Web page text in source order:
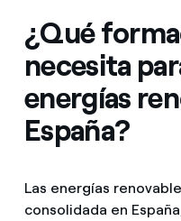
Blog de Endesa
Music Lover
La era de la
Una respuesta
El legado que seremos
Encuentra la tarifa
Compara nuestras
¿Cómo ver mis
Servicios
Movilidad
PARA TI
Solar
¿Qué
necesita
energías
España?
Las energías
consolidada en